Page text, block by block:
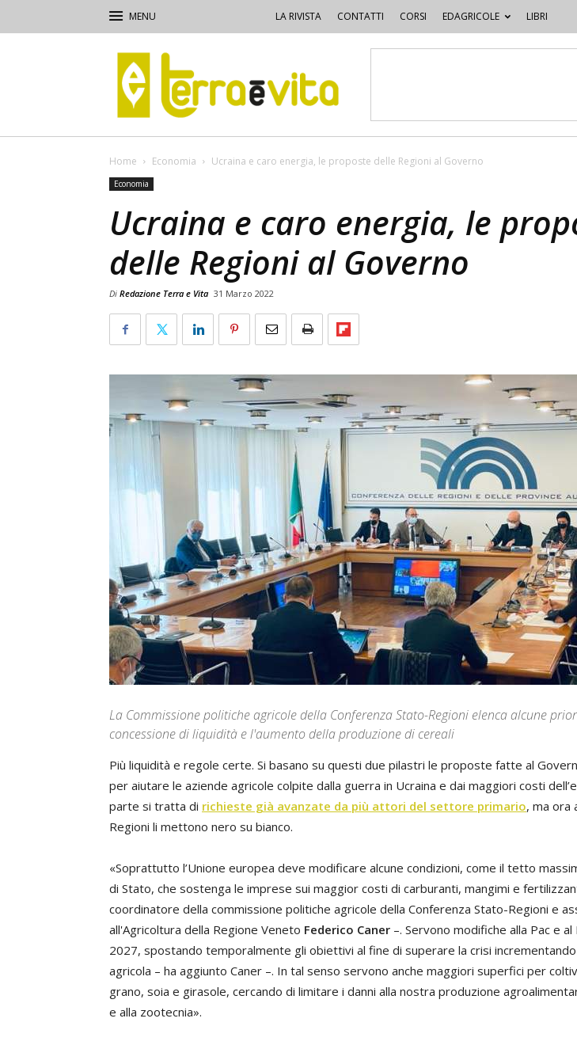
LA RIVISTA CONTATTI CORSI EDAGRICOLE LIBRI
Terra
e
Vita
Home Economia Ucraina e caro energia, le proposte delle Regioni al Governo
Economia
Ucraina e caro energia, le
delle Regioni al Governo
Di Redazione Terra e Vita 31 Marzo 2022
La Commissione politiche agricole della Conferenza Stato-Regioni elenca alcune
concessione di liquidità e l'aumento della produzione di cereali
Più liquidità e regole certe. Si basano su questi due pilastri le proposte fatte al
per aiutare le aziende agricole colpite dalla guerra in Ucraina e dai maggiori costi
parte si tratta di richieste già avanzate da più attori del settore primario, ma ora
Regioni li mettono nero su bianco.
«Soprattutto l’Unione europea deve modificare alcune condizioni, come il tetto
di Stato, che sostenga le imprese sui maggior costi di carburanti, mangimi e
coordinatore della commissione politiche agricole della Conferenza Stato-Regioni e
all'Agricoltura della Regione Veneto Federico Caner –. Servono modifiche alla Pac e
2027, spostando temporalmente gli obiettivi al fine di superare la crisi
agricola – ha aggiunto Caner –. In tal senso servono anche maggiori superfici per
grano, soia e girasole, cercando di limitare i danni alla nostra produzione
e alla zootecnia».